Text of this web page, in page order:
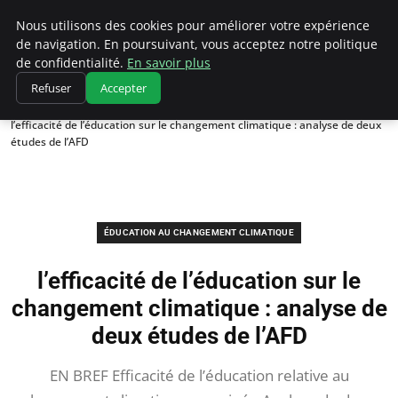
Climatedebtagents
Accueil
Éducation au changement climatique
l’efficacité de l’éducation sur le changement climatique : analyse de deux
études de l’AFD
ÉDUCATION AU CHANGEMENT CLIMATIQUE
l’efficacité de l’éducation sur le
changement climatique : analyse de
deux études de l’AFD
EN BREF Efficacité de l’éducation relative au
Nous utilisons des cookies pour améliorer votre expérience
de navigation. En poursuivant, vous acceptez notre politique
de confidentialité. En savoir plus
Refuser Accepter